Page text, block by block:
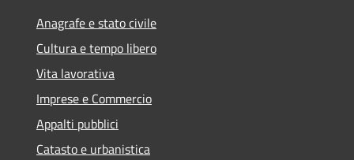
Anagrafe e stato civile
Cultura e tempo libero
Vita lavorativa
Imprese e Commercio
Appalti pubblici
Catasto e urbanistica